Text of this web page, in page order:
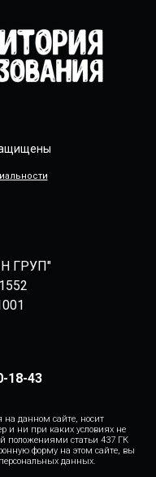
ГРУП"
18-43
данном сайте, носит
и ни при каких условиях не
положениями статьи 437 ГК
форму на этом сайте, вы
персональных данных.